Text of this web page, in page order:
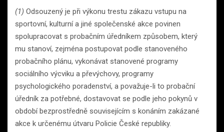
(1) Odsouzený je při výkonu trestu zákazu vstupu na
sportovní, kulturní a jiné společenské akce povinen
spolupracovat s probačním úředníkem způsobem, který
mu stanoví, zejména postupovat podle stanoveného
probačního plánu, vykonávat stanovené programy
sociálního výcviku a převýchovy, programy
psychologického poradenství, a považuje-li to probační
úředník za potřebné, dostavovat se podle jeho pokynů v
období bezprostředně souvisejícím s konáním zakázané
akce k určenému útvaru Policie České republiky.